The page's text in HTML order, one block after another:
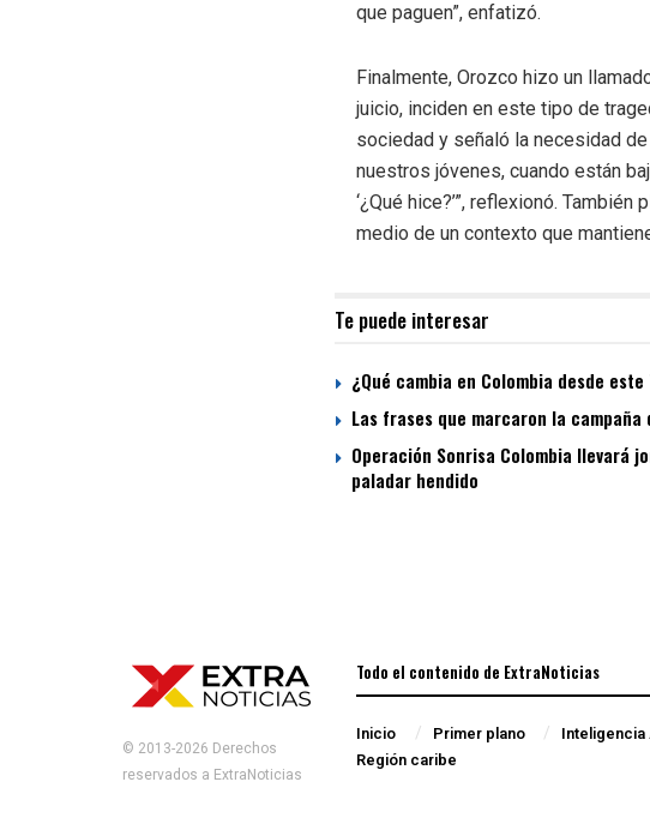
que paguen”, enfatizó.
Finalmente, Orozco hizo un
juicio, inciden en este tipo de
sociedad y señaló la necesidad
nuestros jóvenes, cuando están
‘¿Qué hice?’”, reflexionó.
medio de un contexto que
Te puede interesar
¿Qué cambia en Colombia desde
Las frases que marcaron la
Operación Sonrisa Colombia llevará
paladar hendido
© 2013-2026 Derechos
reservados a ExtraNoticias
Todo el contenido de ExtraNoticias
Inicio Primer plano
Región caribe